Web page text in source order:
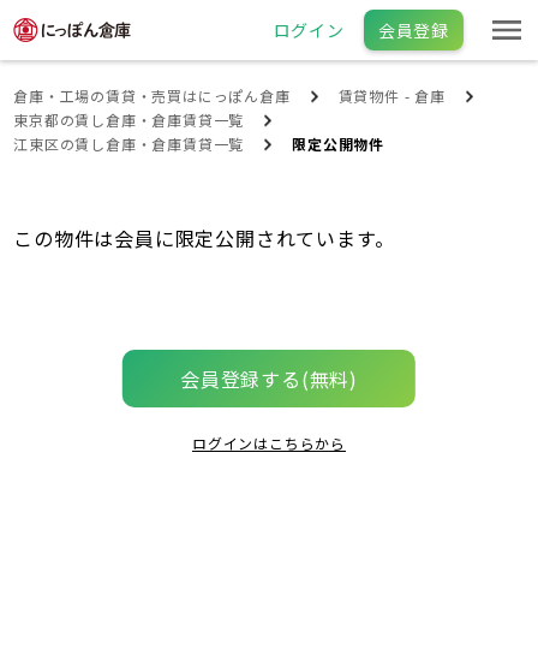
ログイン 会員登録
倉庫・工場の賃貸・売買はにっぽん倉庫
賃貸物件 - 倉庫
東京都の賃し倉庫・倉庫賃貸一覧
江東区の賃し倉庫・倉庫賃貸一覧
限定公開物件
この物件は会員に限定公開されています。
会員登録する(無料)
ログインはこちらから